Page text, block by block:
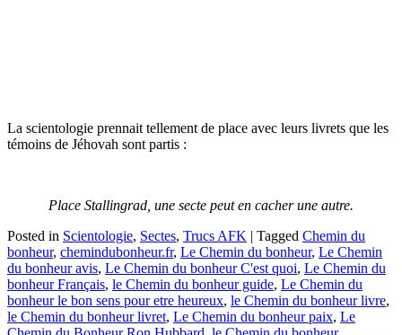
La scientologie prennait tellement de place avec leurs livrets que les
témoins de Jéhovah sont partis :
Place Stallingrad, une secte peut en cacher une autre.
Posted in Scientologie, Sectes, Trucs AFK | Tagged Chemin du
bonheur, chemindubonheur.fr, Le Chemin du bonheur, Le Chemin
du bonheur avis, Le Chemin du bonheur C'est quoi, Le Chemin du
bonheur Français, le Chemin du bonheur guide, Le Chemin du
bonheur le bon sens pour etre heureux, le Chemin du bonheur livre,
le Chemin du bonheur livret, Le Chemin du bonheur paix, Le